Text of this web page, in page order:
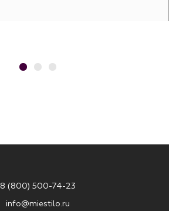
8 (800) 500-74-23
info@miestilo.ru